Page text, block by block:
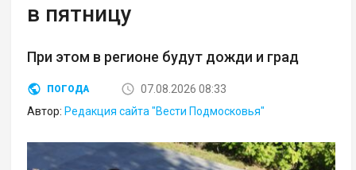
в пятницу
При этом в регионе будут дожди и град
ПОГОДА
07.08.2026 08:33
Автор: Редакция сайта "Вести Подмосковья"